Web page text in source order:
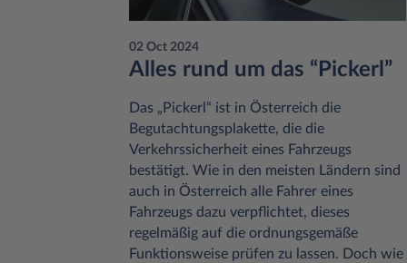
02 Oct 2024
Alles rund um das “Pickerl”
Das „Pickerl“ ist in Österreich die
Begutachtungsplakette, die die
Verkehrssicherheit eines Fahrzeugs
bestätigt. Wie in den meisten Ländern sind
auch in Österreich alle Fahrer eines
Fahrzeugs dazu verpflichtet, dieses
regelmäßig auf die ordnungsgemäße
Funktionsweise prüfen zu lassen. Doch wie